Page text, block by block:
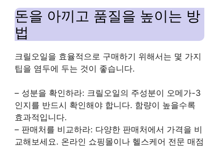
돈을 아끼고 품질을 높이는 방
법
크릴오일을 효율적으로 구매하기 위해서는 몇 가지
팁을 염두에 두는 것이 좋습니다.
– 성분을 확인하라: 크릴오일의 주성분이 오메가-3
인지를 반드시 확인해야 합니다. 함량이 높을수록
효과적입니다.
– 판매처를 비교하라: 다양한 판매처에서 가격을 비
교해보세요. 온라인 쇼핑몰이나 헬스케어 전문 매점